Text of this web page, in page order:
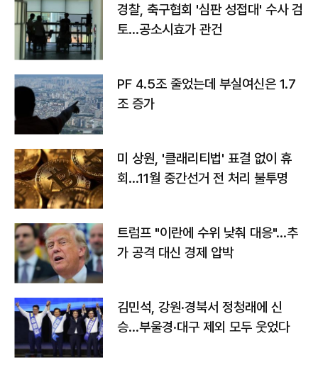
경찰, 축구협회 '심판 성접대' 수사 검
토…공소시효가 관건
PF 4.5조 줄었는데 부실여신은 1.7
조 증가
미 상원, '클래리티법' 표결 없이 휴
회…11월 중간선거 전 처리 불투명
트럼프 "이란에 수위 낮춰 대응"…추
가 공격 대신 경제 압박
김민석, 강원·경북서 정청래에 신
승…부울경·대구 제외 모두 웃었다